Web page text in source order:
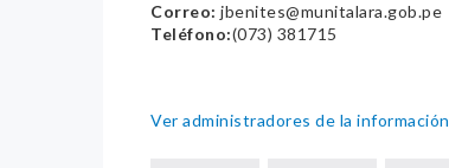
Correo: jbenites@munitalara.gob.pe
Teléfono:(073) 381715
Ver administradores de la información